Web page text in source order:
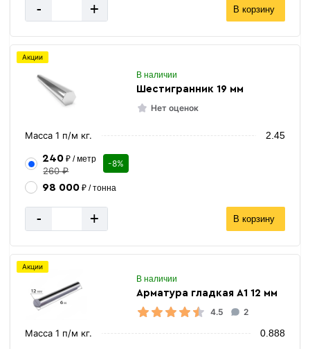
- + В корзину
Акции
В наличии
Шестигранник 19 мм
Нет оценок
Масса 1 п/м кг. 2.45
240 ₽ / метр
260 ₽
-8%
98 000 ₽ / тонна
- + В корзину
Акции
В наличии
Арматура гладкая А1 12 мм
4.5
2
Масса 1 п/м кг. 0.888